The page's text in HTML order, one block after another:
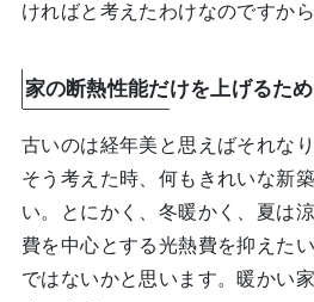
ければと考えたわけなのですから
家の断熱性能だけを上げるた
古いのは経年美と思えばそれな
そう考えた時、何もきれいな新
い。とにかく、冬暖かく、夏は
費を中心とする光熱費を抑えた
ではないかと思います。暖かい